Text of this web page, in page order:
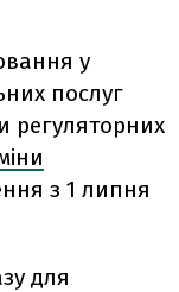
у
послуг
регуляторних
з 1 липня
для